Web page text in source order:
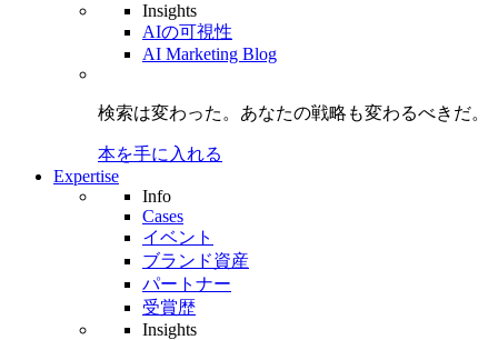
Insights
AIの可視性
AI Marketing Blog
検索は変わった。 あなたの戦略も変わるべきだ。
本を手に入れる
Expertise
Info
Cases
イベント
ブランド資産
パートナー
受賞歴
Insights